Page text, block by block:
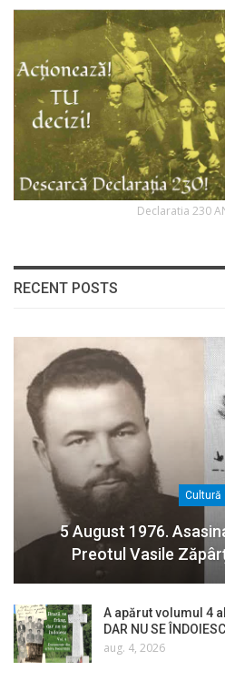
Declaratia 230
RECENT POSTS
Cultură
5 August 1976.
Preotul Vasile
A apărut volumul 4
DAR NU SE
aug. 4, 2026